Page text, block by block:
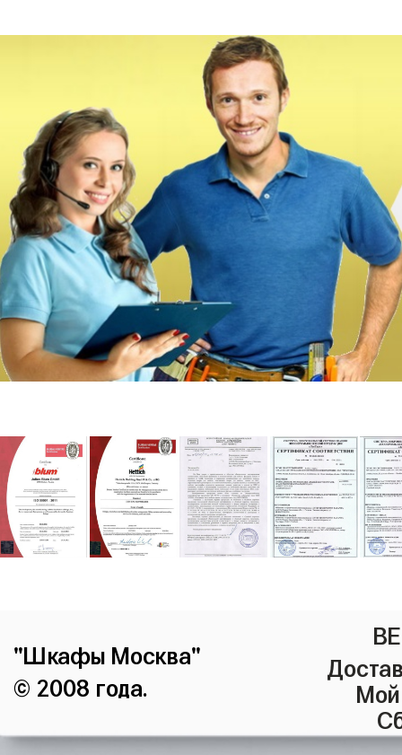
"Шкафы Москва"
© 2008 года.